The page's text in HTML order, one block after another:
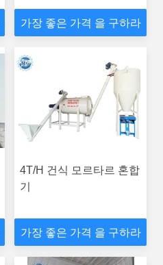
제 접착제 그라우트 만들
기 기계
가장 좋은 가격 을 구하라
4T/H 건식 모르타르 혼합
기
가장 좋은 가격 을 구하라